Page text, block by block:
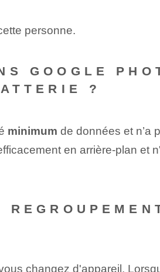
personne.
GOOGLE
?
minimum de données et n’a
en arrière-plan et
changez d'appareil.